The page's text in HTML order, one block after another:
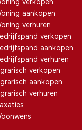
verkopen
aankopen
verhuren
verkopen
aankopen
verhuren
verkopen
aankopen
verhuren